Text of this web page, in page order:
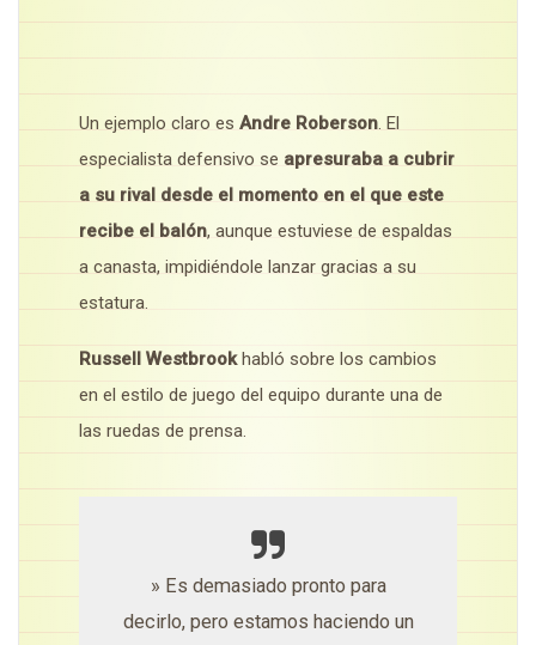
Un ejemplo claro es Andre Roberson. El
especialista defensivo se apresuraba a cubrir
a su rival desde el momento en el que este
recibe el balón, aunque estuviese de espaldas
a canasta, impidiéndole lanzar gracias a su
estatura.
Russell Westbrookhabló sobre los cambios
en el estilo de juego del equipo durante una de
las ruedas de prensa.
» Es demasiado pronto para
decirlo, pero estamos haciendo un